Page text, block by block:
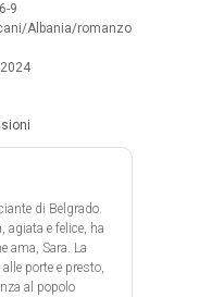
9
Albania/romanzo
di Belgrado.
agiata e felice, ha
ama, Sara. La
porte e presto,
al popolo